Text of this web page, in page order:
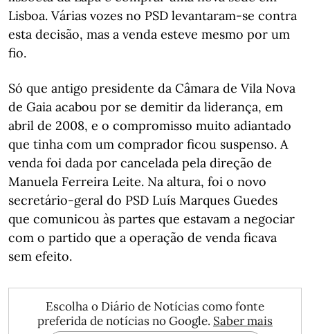
Lisboa. Várias vozes no PSD levantaram-se contra
esta decisão, mas a venda esteve mesmo por um
fio.
Só que antigo presidente da Câmara de Vila Nova
de Gaia acabou por se demitir da liderança, em
abril de 2008, e o compromisso muito adiantado
que tinha com um comprador ficou suspenso. A
venda foi dada por cancelada pela direção de
Manuela Ferreira Leite. Na altura, foi o novo
secretário-geral do PSD Luís Marques Guedes
que comunicou às partes que estavam a negociar
com o partido que a operação de venda ficava
sem efeito.
Escolha o Diário de Notícias como fonte
preferida de notícias no Google. Saber mais